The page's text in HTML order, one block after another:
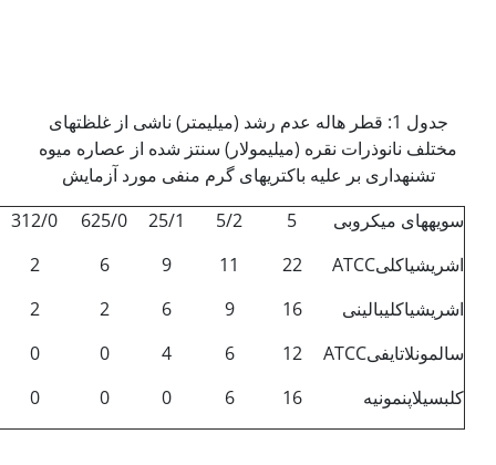
جدول 1: قطر هاله عدم رشد (میلی­متر) ناشی از غلظت­های
مختلف نانوذرات نقره (میلی­مولار) سنتز شده از عصاره میوه
تشنه­داری بر علیه باکتری­های ­گرم منفی مورد آزمایش
سویه­های میکروبی
5
5/2
25/1
625/0
312/0
اشریشیا­کلیATCC
22
11
9
6
2
اشریشیاکلی­بالینی
16
9
6
2
2
سالمونلاتایفیATCC
12
6
4
0
0
کلبسیلاپنمونیه
16
6
0
0
0